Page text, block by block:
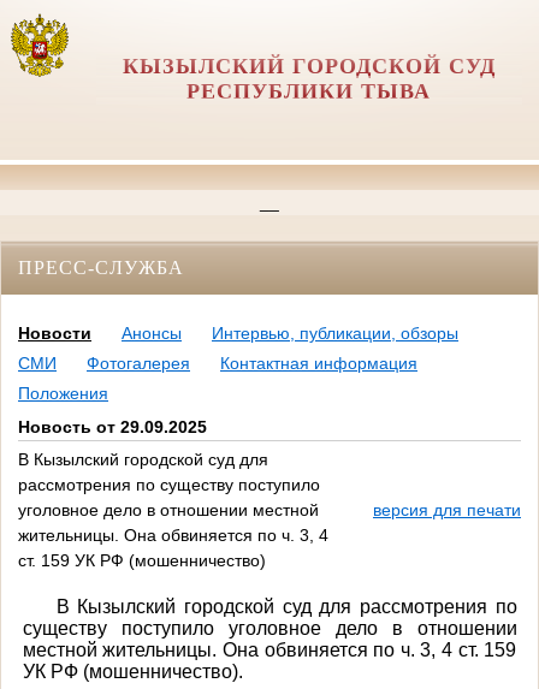
КЫЗЫЛСКИЙ ГОРОДСКОЙ СУД
РЕСПУБЛИКИ ТЫВА
ПРЕСС-СЛУЖБА
Новости Анонсы
Интервью, публикации, обзоры
СМИ
Фотогалерея
Контактная информация
Положения
Новость от 29.09.2025
В Кызылский городской суд для
рассмотрения по существу поступило
уголовное дело в отношении местной
жительницы. Она обвиняется по ч. 3, 4
ст. 159 УК РФ (мошенничество)
версия для печати
В Кызылский городской суд для рассмотрения по
существу поступило уголовное дело в отношении
местной жительницы. Она обвиняется по ч. 3, 4 ст. 159
УК РФ (мошенничество).